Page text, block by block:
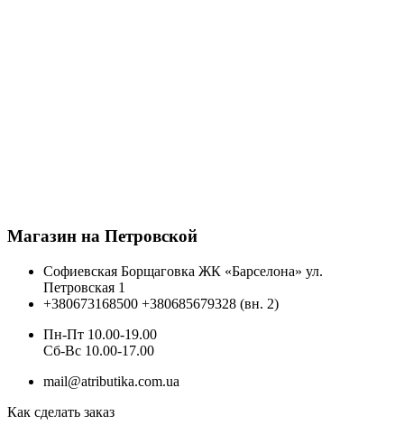
Магазин на Петровской
Софиевская Борщаговка ЖК «Барселона» ул.
Петровская 1
+380673168500 +380685679328 (вн. 2)
Пн-Пт 10.00-19.00
Cб-Вс 10.00-17.00
mail@atributika.com.ua
Как сделать заказ